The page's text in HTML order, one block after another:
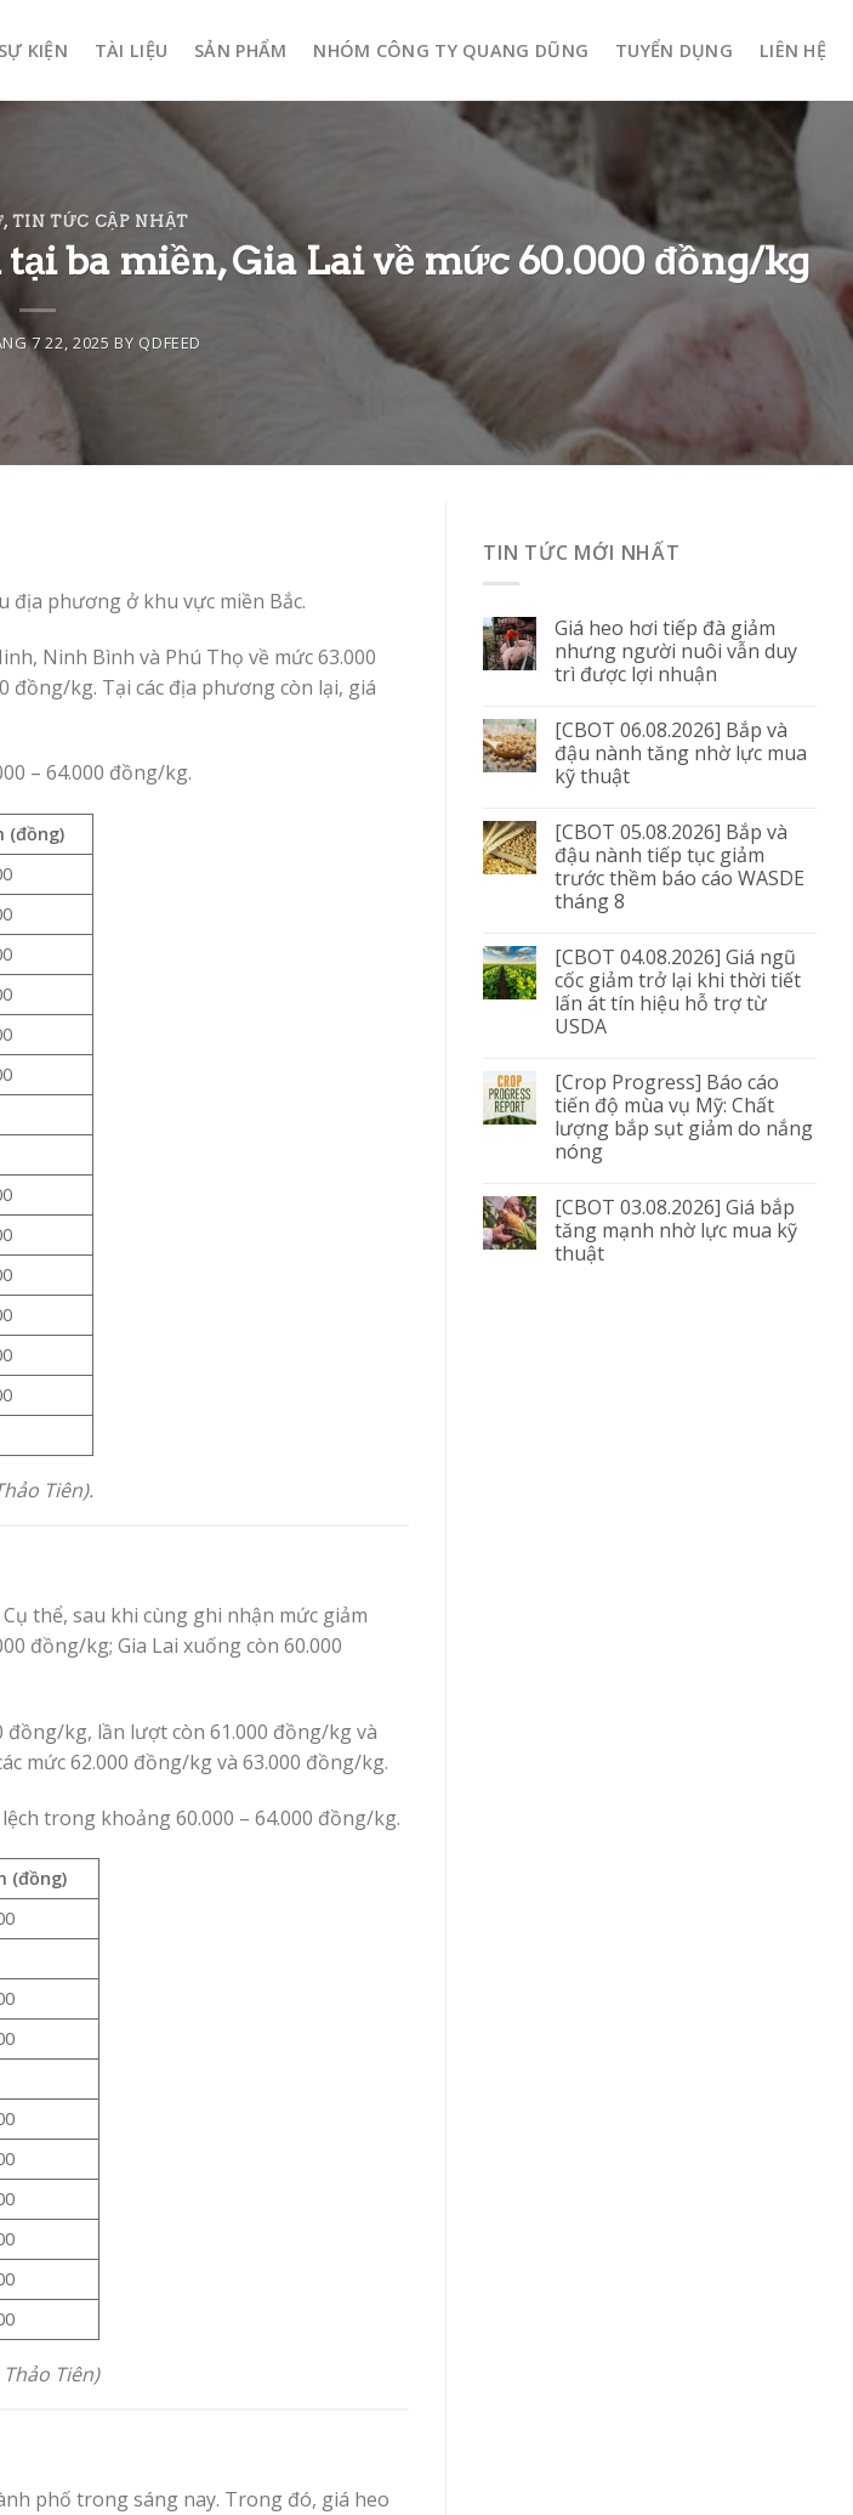
KIỆN TÀI LIỆU SẢN PHẨM NHÓM CÔNG TY QUANG DŨNG TUYỂN DỤNG LIÊN HỆ
, TIN TỨC CẬP NHẬT
ba miền, Gia Lai về mức 60.000 đồng/kg
7 22, 2025 BY QDFEED
phương ở khu vực miền Bắc.
Ninh Bình và Phú Thọ về mức 63.000
đồng/kg. Tại các địa phương còn lại, giá
– 64.000 đồng/kg.
(đồng)
Tiên).
thể, sau khi cùng ghi nhận mức giảm
đồng/kg; Gia Lai xuống còn 60.000
kg, lần lượt còn 61.000 đồng/kg và
mức 62.000 đồng/kg và 63.000 đồng/kg.
trong khoảng 60.000 – 64.000 đồng/kg.
(đồng)
Tiên)
phố trong sáng nay. Trong đó, giá heo
TIN TỨC MỚI NHẤT
Giá heo hơi tiếp đà giảm
nhưng người nuôi vẫn duy
trì được lợi nhuận
[CBOT 06.08.2026] Bắp và
đậu nành tăng nhờ lực mua
kỹ thuật
[CBOT 05.08.2026] Bắp và
đậu nành tiếp tục giảm
trước thềm báo cáo WASDE
tháng 8
[CBOT 04.08.2026] Giá ngũ
cốc giảm trở lại khi thời tiết
lấn át tín hiệu hỗ trợ từ
USDA
[Crop Progress] Báo cáo
tiến độ mùa vụ Mỹ: Chất
lượng bắp sụt giảm do nắng
nóng
[CBOT 03.08.2026] Giá bắp
tăng mạnh nhờ lực mua kỹ
thuật